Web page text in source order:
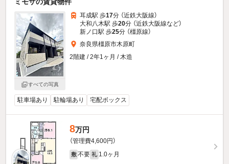
ミモザの賃貸物件
すべての写真
耳成駅 歩17分 （近鉄大阪線）
大和八木駅 歩20分 （近鉄大阪線など）
新ノ口駅 歩25分 （橿原線）
奈良県橿原市木原町
2階建 / 2年1ヶ月 / 木造
駐車場あり 駐輪場あり 宅配ボックス
8万円
（管理費4,600円）
敷 不要 礼 1.0ヶ月